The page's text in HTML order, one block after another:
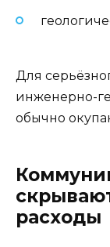
Для
инженерно-
обычно
расходы